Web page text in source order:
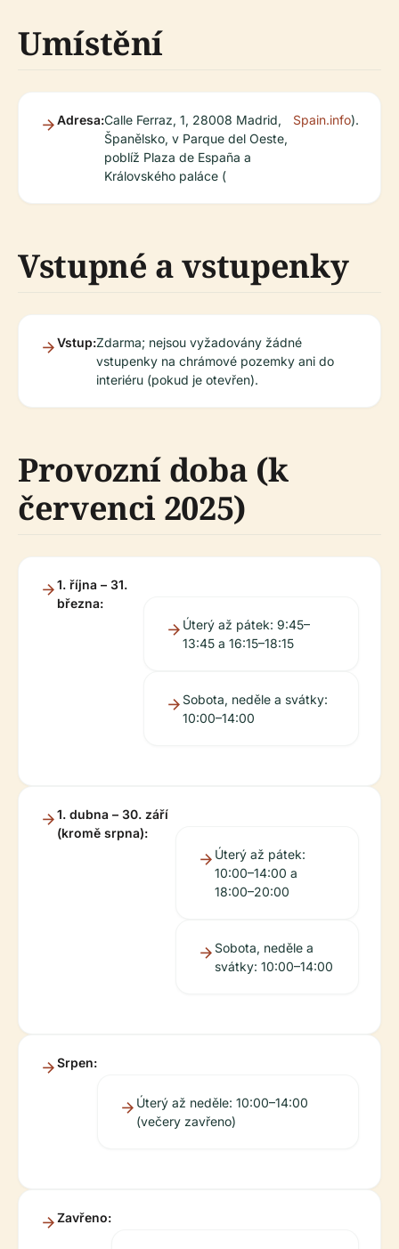
Umístění
Adresa:Calle Ferraz, 1, 28008 Madrid,
Španělsko, v Parque del Oeste,
poblíž Plaza de España a
Královského paláce (
Spain.info).
Vstupné a vstupenky
Vstup:Zdarma; nejsou vyžadovány žádné
vstupenky na chrámové pozemky ani do
interiéru (pokud je otevřen).
Provozní doba (k
červenci 2025)
1. října – 31.
března:
Úterý až pátek: 9:45–
13:45 a 16:15–18:15
Sobota, neděle a svátky:
10:00–14:00
1. dubna – 30. září
(kromě srpna):
Úterý až pátek:
10:00–14:00 a
18:00–20:00
Sobota, neděle a
svátky: 10:00–14:00
Srpen:
Úterý až neděle: 10:00–14:00
(večery zavřeno)
Zavřeno: